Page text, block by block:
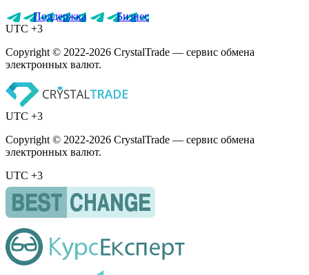
Поддержка
Бизнес
UTC +3
Copyright © 2022-2026 CrystalTrade — сервис обмена
электронных валют.
UTC +3
Copyright © 2022-2026 CrystalTrade — сервис обмена
электронных валют.
UTC +3